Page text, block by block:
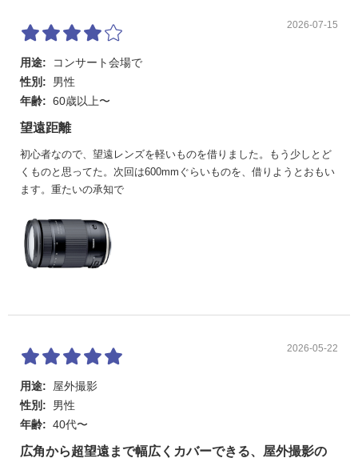
2026-07-15
用途:
コンサート会場で
性別:
男性
年齢: 60歳以上〜
望遠距離
初心者なので、望遠レンズを軽いものを借りました。もう少しとど
くものと思ってた。次回は600mmぐらいものを、借りようとおもい
ます。重たいの承知で
2026-05-22
用途:
屋外撮影
性別:
男性
年齢: 40代〜
広角から超望遠まで幅広くカバーできる、屋外撮影の